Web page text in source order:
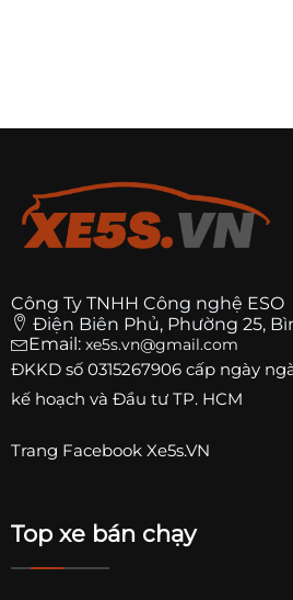
Công Ty TNHH Công nghệ ESO
Điện Biên Phủ, Phường 25,
Email: xe5s.vn@gmail.com
ĐKKD số 0315267906 cấp ngày
kế hoạch và Đầu tư TP. HCM
Trang Facebook Xe5s.VN
Top xe bán chạy